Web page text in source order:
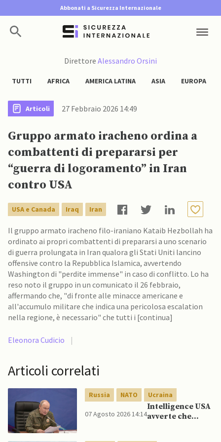
Abbonati a Sicurezza Internazionale
Direttore Alessandro Orsini
TUTTI AFRICA AMERICA LATINA ASIA EUROPA
Articoli 27 Febbraio 2026 14:49
Gruppo armato iracheno ordina a
combattenti di prepararsi per
“guerra di logoramento” in Iran
contro USA
USA e Canada Iraq Iran
Il gruppo armato iracheno filo-iraniano Kataib Hezbollah ha
ordinato ai propri combattenti di prepararsi a uno scenario
di guerra prolungata in Iran qualora gli Stati Uniti lancino
offensive contro la Repubblica Islamica, avvertendo
Washington di "perdite immense" in caso di conflitto. Lo ha
reso noto il gruppo in un comunicato il 26 febbraio,
affermando che, "di fronte alle minacce americane e
all'accumulo militare che indica una pericolosa escalation
nella regione, è necessario" che tutti i [continua]
Eleonora Cudicio |
Articoli correlati
Russia NATO Ucraina
07 Agosto 2026 14:14
Intelligence USA
avverte che